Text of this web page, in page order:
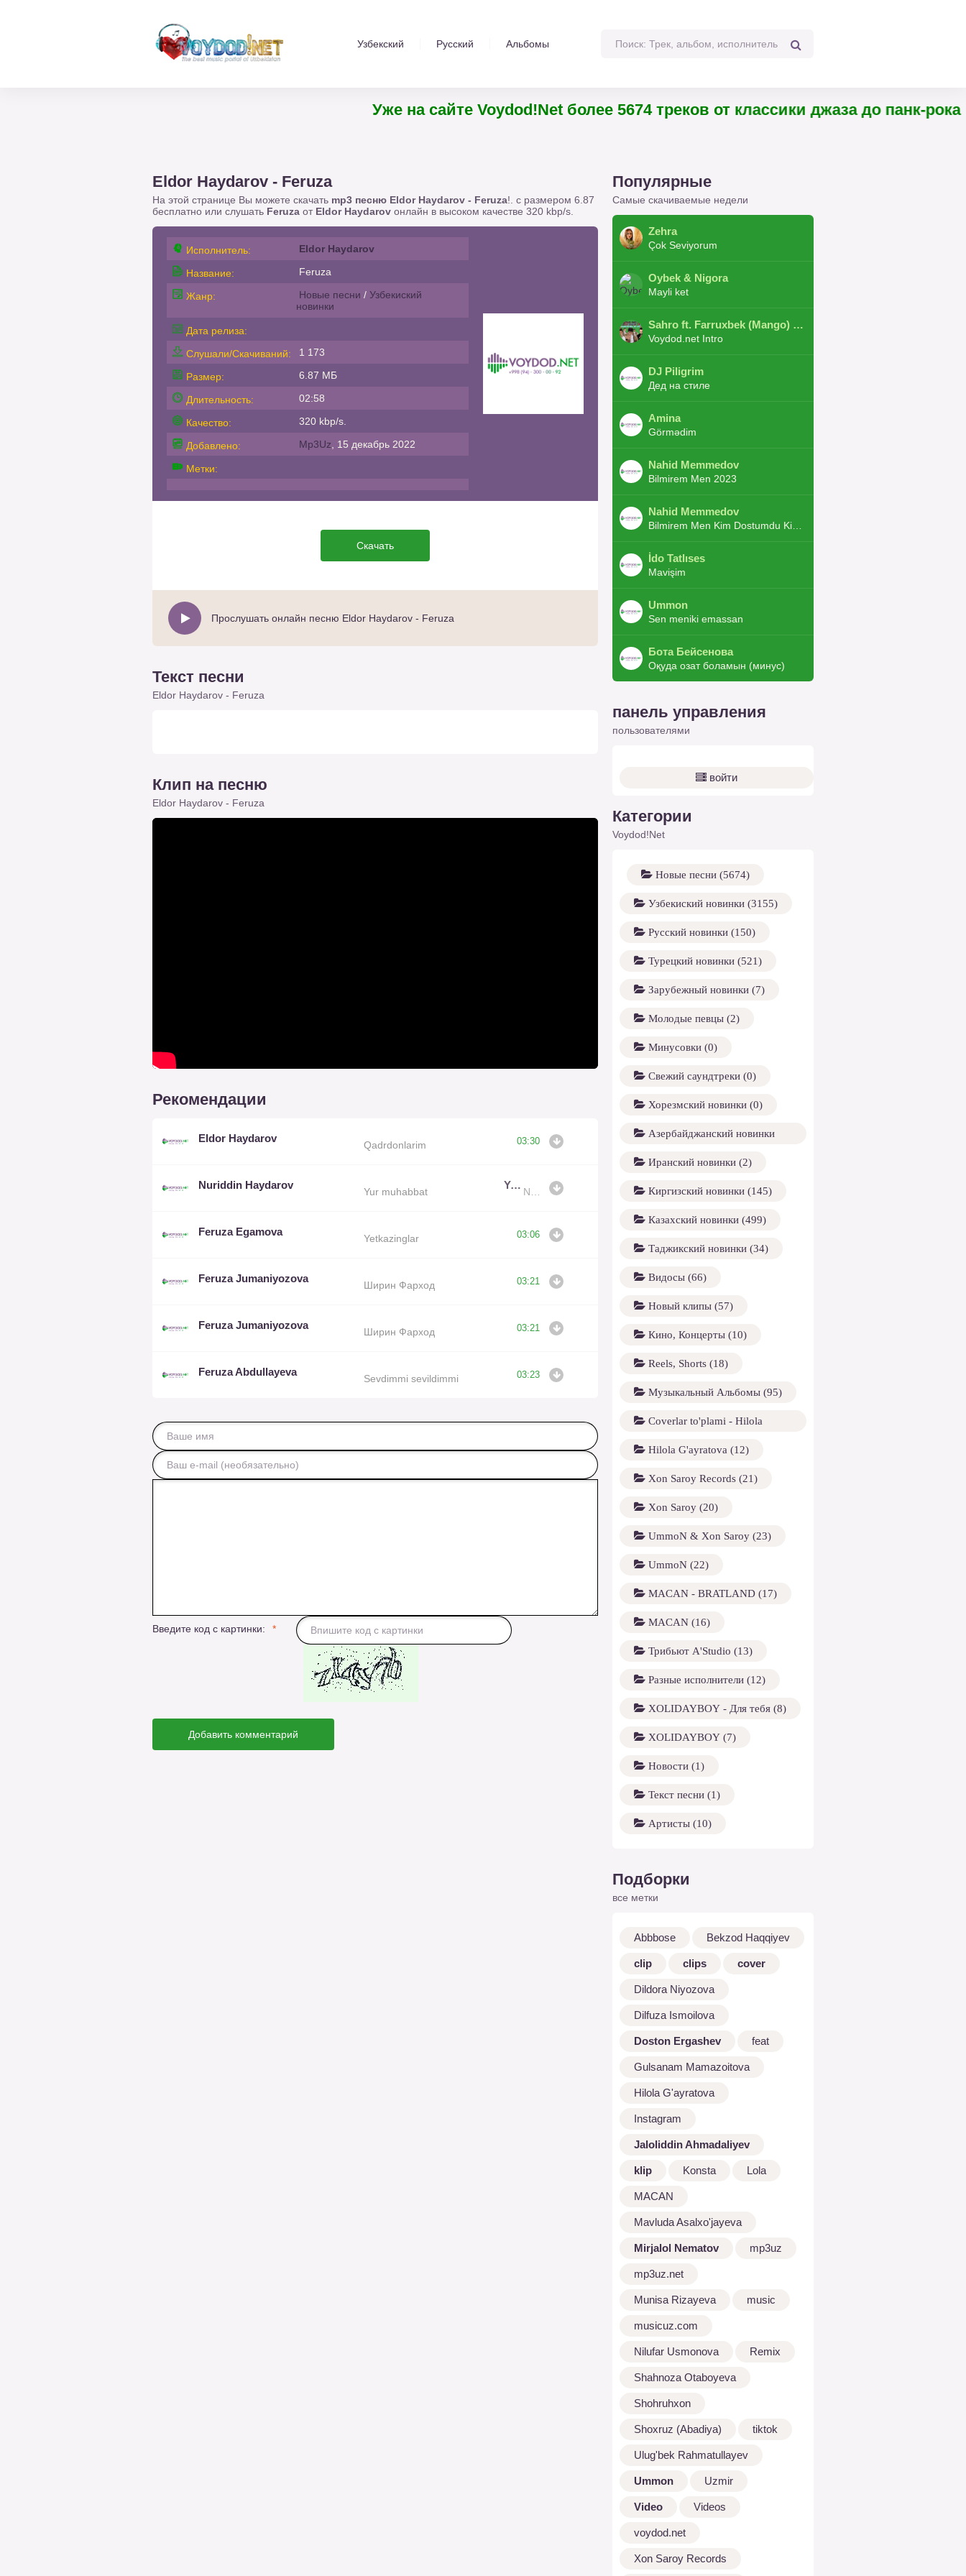
Узбекский Русский Альбомы
Уже на сайте Voydod!Net более 5674 треков от классики джаза до панк-рока
Eldor Haydarov - Feruza
На этой странице Вы можете скачать mp3 песню Eldor Haydarov - Feruza!. с размером 6.87
бесплатно или слушать Feruza от Eldor Haydarov онлайн в высоком качестве 320 kbp/s.
Исполнитель: Eldor Haydarov
Название: Feruza
Жанр: Новые песни / Узбекиский
новинки
Дата релиза:
Слушали/Скачиваний:
1 173
Размер: 6.87 МБ
Длительность: 02:58
Качество: 320 kbp/s.
Добавлено: Mp3Uz , 15 декабрь 2022
Метки:
Скачать
Прослушать онлайн песню Eldor Haydarov - Feruza
Текст песни
Eldor Haydarov - Feruza
Клип на песню
Eldor Haydarov - Feruza
Рекомендации
Eldor Haydarov
Qadrdonlarim 03:30
Nuriddin Haydarov
Yur muhabbat
Yur muhabbat
Feruza Egamova
Yetkazinglar 03:06
Feruza Jumaniyozova
Ширин Фарход 03:21
Feruza Jumaniyozova
Ширин Фарход 03:21
Feruza Abdullayeva
Sevdimmi sevildimmi 03:23
Введите код с картинки:
Добавить комментарий
Популярные
Самые скачиваемые недели
Zehra
Çok Seviyorum
Oybek & Nigora
Mayli ket
Sahro ft. Farruxbek (Mango) ft. Shaxboz ft. Navruz and Zarba ft. DJ.JoHa
Voydod.net Intro
DJ Piligrim
Дед на стиле
Amina
Görmədim
Nahid Memmedov
Bilmirem Men 2023
Nahid Memmedov
İdo Tatlıses
Mavişim
Ummon
Sen meniki emassan
Бота Бейсенова
Оқуда озат боламын (минус)
панель управления
пользователями
войти
Категории
Voydod!Net
Новые песни (5674)
Узбекиский новинки (3155)
Русский новинки (150)
Турецкий новинки (521)
Зарубежный новинки (7)
Молодые певцы (2)
Минусовки (0)
Свежий саундтреки (0)
Хорезмский новинки (0)
Азербайджанский новинки
(1158)
Иранский новинки (2)
Киргизский новинки (145)
Казахский новинки (499)
Таджикский новинки (34)
Видосы (66)
Новый клипы (57)
Кино, Концерты (10)
Reels, Shorts (18)
Музыкальный Альбомы (95)
Coverlar to'plami - Hilola
G'ayratova (13)
Hilola G'ayratova (12)
Xon Saroy Records (21)
Xon Saroy (20)
UmmoN & Xon Saroy (23)
UmmoN (22)
MACAN - BRATLAND (17)
MACAN (16)
Трибьют A'Studio (13)
Разные исполнители (12)
XOLIDAYBOY - Для тебя (8)
XOLIDAYBOY (7)
Новости (1)
Текст песни (1)
Артисты (10)
Подборки
все метки
Abbbose Bekzod Haqqiyev
clip clips cover
Dildora Niyozova
Dilfuza Ismoilova
Doston Ergashev feat
Gulsanam Mamazoitova
Hilola G'ayratova
Instagram
Jaloliddin Ahmadaliyev
klip Konsta Lola
MACAN
Mavluda Asalxo'jayeva
Mirjalol Nematov mp3uz
mp3uz.net
Munisa Rizayeva music
musicuz.com
Nilufar Usmonova Remix
Shahnoza Otaboyeva
Shohruhxon
Shoxruz (Abadiya) tiktok
Ulug'bek Rahmatullayev
Ummon Uzmir
Video Videos
voydod.net
Xon Saroy Records